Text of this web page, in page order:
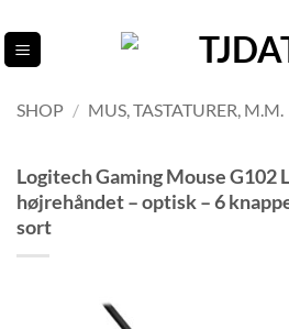
til
indhold
SHOP / MUS, TASTATURER, M.M.
Logitech Gaming Mouse G102
højrehåndet – optisk – 6
sort